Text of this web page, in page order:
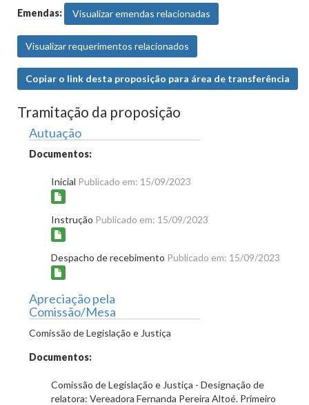
Emendas: Visualizar emendas relacionadas
Visualizar requerimentos relacionados
Copiar o link desta proposição para área de transferência
Tramitação da proposição
Autuação
Documentos:
Inicial Publicado em: 15/09/2023
Instrução Publicado em: 15/09/2023
Despacho de recebimento Publicado em: 15/09/2023
Apreciação pela
Comissão/Mesa
Comissão de Legislação e Justiça
Documentos:
Comissão de Legislação e Justiça - Designação de
relatora: Vereadora Fernanda Pereira Altoé. Primeiro